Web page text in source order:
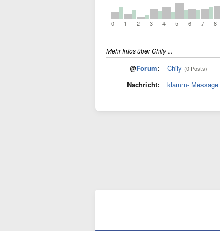
0 1 2 3 4 5 6 7 8
Mehr Infos über Chily ...
@Forum: Chily (0 Posts)
Nachricht: klamm- Message